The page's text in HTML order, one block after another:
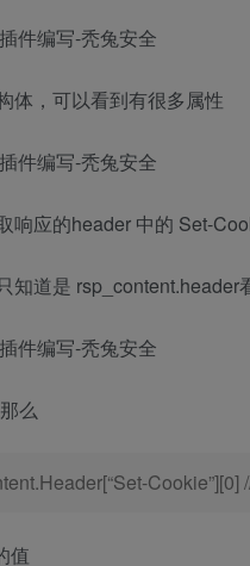
体，可以看到有很多属性
响应的header 中的 Set-
知道是
么
值